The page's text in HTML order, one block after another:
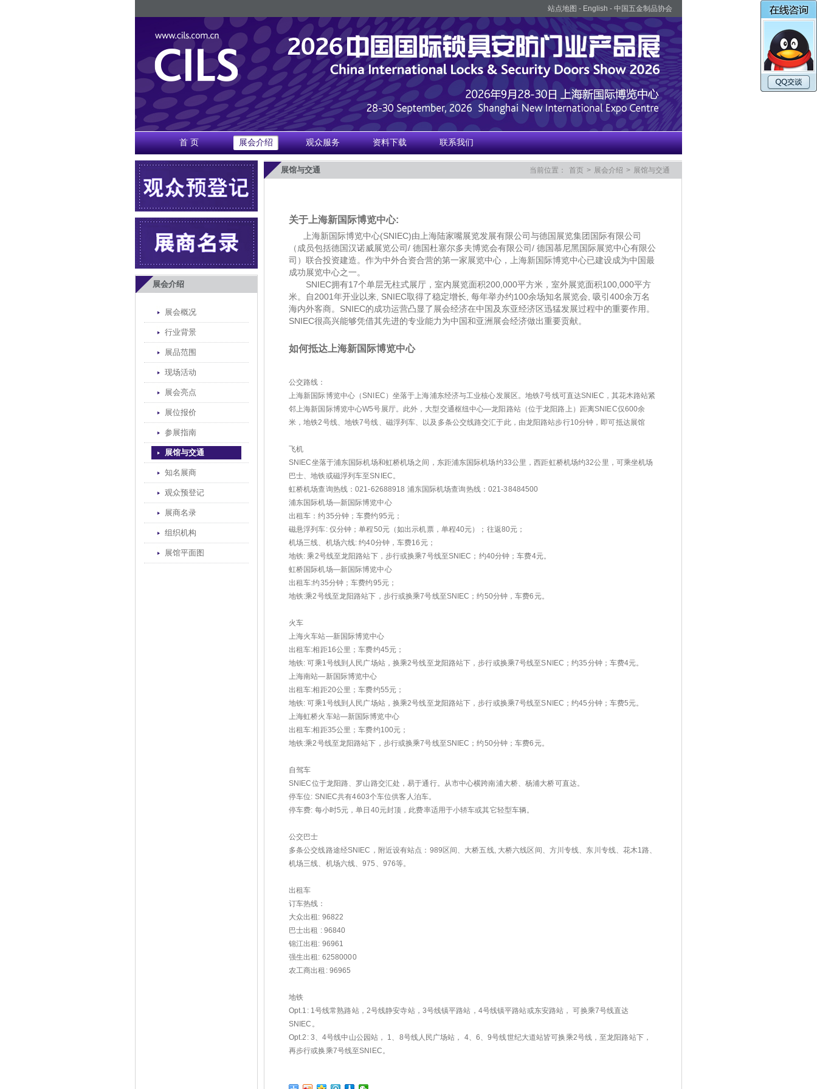
站点地图 - English - 中国五金制品协会
首 页 展会介绍 观众服务 资料下载 联系我们
展会介绍
展会概况
行业背景
展品范围
现场活动
展会亮点
展位报价
参展指南
展馆与交通
知名展商
观众预登记
展商名录
组织机构
展馆平面图
展馆与交通 展馆与交通
>
展会介绍
>
首页
当前位置：
关于上海新国际博览中心:
上海新国际博览中心(SNIEC)由 上海陆家嘴展览发展有限公司与德国展览集团国际有限公司
（成员包括德国汉诺威展览公司/ 德国杜塞尔多夫博览会有限公司/ 德国慕尼黑国际展览中心有限公
司）联合投资建造。作为中外合资合营的第一家展览中心，上海新国际博览中心已建设成为中国最
成功展览中心之一。
SNIEC拥有17个单层无柱式展厅，室内展览面积200,000平方米，室外展览面积100,000平方
米。自2001年开业以来, SNIEC取得了稳定增长, 每年举办约100余场知名展览会, 吸引400余万名
海内外客商。SNIEC的成功运营凸显了展会经济在中国及东亚经济区迅猛发展过程中的重要作用。
SNIEC很高兴能够凭借其先进的专业能力为中国和亚洲展会经济做出重要贡献。
如何抵达上海新国际博览中心
公交路线：
上海新国际博览中心（SNIEC）坐落于上海浦东经济与工业核心发展区。地铁7号线可直达SNIEC，其花木路站紧
邻上海新国际博览中心W5号展厅。此外，大型交通枢纽中心—龙阳路站（位于龙阳路上）距离SNIEC仅600余
米，地铁2号线、地铁7号线、磁浮列车、以及多条公交线路交汇于此，由龙阳路站步行10分钟，即可抵达展馆
飞机
SNIEC坐落于浦东国际机场和虹桥机场之间，东距浦东国际机场约33公里，西距虹桥机场约32公里，可乘坐机场
巴士、地铁或磁浮列车至SNIEC。
虹桥机场查询热线：021-62688918 浦东国际机场查询热线：021-38484500
浦东国际机场—新国际博览中心
出租车：约35分钟；车费约95元；
磁悬浮列车: 仅分钟；单程50元（如出示机票，单程40元）；往返80元；
机场三线、机场六线: 约40分钟，车费16元；
地铁: 乘2号线至龙阳路站下，步行或换乘7号线至SNIEC；约40分钟；车费4元。
虹桥国际机场—新国际博览中心
出租车:约35分钟；车费约95元；
地铁:乘2号线至龙阳路站下，步行或换乘7号线至SNIEC；约50分钟，车费6元。
火车
上海火车站—新国际博览中心
出租车:相距16公里；车费约45元；
地铁: 可乘1号线到人民广场站，换乘2号线至龙阳路站下，步行或换乘7号线至SNIEC；约35分钟；车费4元。
上海南站—新国际博览中心
出租车:相距20公里；车费约55元；
地铁: 可乘1号线到人民广场站，换乘2号线至龙阳路站下，步行或换乘7号线至SNIEC；约45分钟；车费5元。
上海虹桥火车站—新国际博览中心
出租车:相距35公里；车费约100元；
地铁:乘2号线至龙阳路站下，步行或换乘7号线至SNIEC；约50分钟；车费6元。
自驾车
SNIEC位于龙阳路、罗山路交汇处，易于通行。从市中心横跨南浦大桥、杨浦大桥可直达。
停车位: SNIEC共有4603个车位供客人泊车。
停车费: 每小时5元，单日40元封顶，此费率适用于小轿车或其它轻型车辆。
公交巴士
多条公交线路途经SNIEC，附近设有站点：989区间、大桥五线, 大桥六线区间、方川专线、东川专线、花木1路、
机场三线、机场六线、975、976等。
出租车
订车热线：
大众出租: 96822
巴士出租 : 96840
锦江出租: 96961
强生出租: 62580000
农工商出租: 96965
地铁
Opt.1: 1号线常熟路站，2号线静安寺站，3号线镇平路站，4号线镇平路站或东安路站， 可换乘7号线直达
SNIEC。
Opt.2: 3、4号线中山公园站， 1、8号线人民广场站， 4、6、9号线世纪大道站皆可换乘2号线，至龙阳路站下，
再步行或换乘7号线至SNIEC。